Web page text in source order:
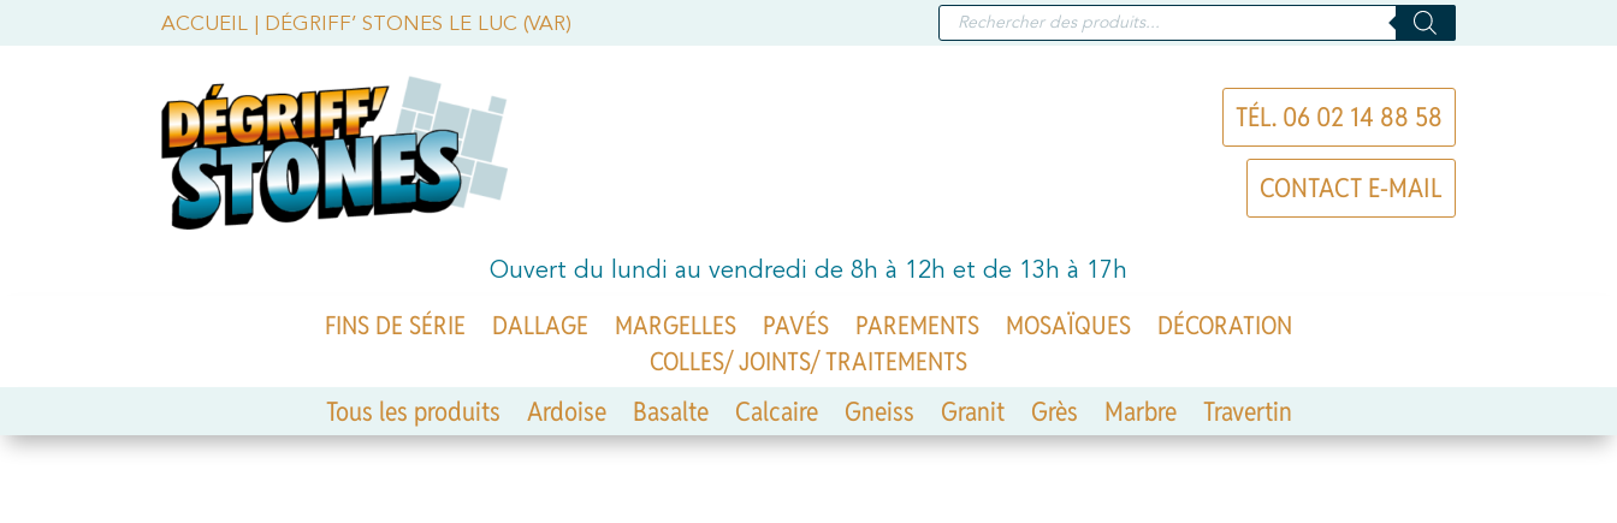
ACCUEIL DÉGRIFF’ STONES LE LUC (VAR)
RECHERCHE
DE
TÉL. 06 02 14 88 58
CONTACT E-MAIL
Ouvert du lundi au vendredi de 8h à 12h et de 13h à 17h
FINS DE SÉRIE DALLAGE MARGELLES PAVÉS PAREMENTS MOSAÏQUES
DÉCORATION
COLLES/ JOINTS/ TRAITEMENTS
Tous les produits Ardoise Basalte Calcaire Gneiss Granit Grès Marbre Travertin